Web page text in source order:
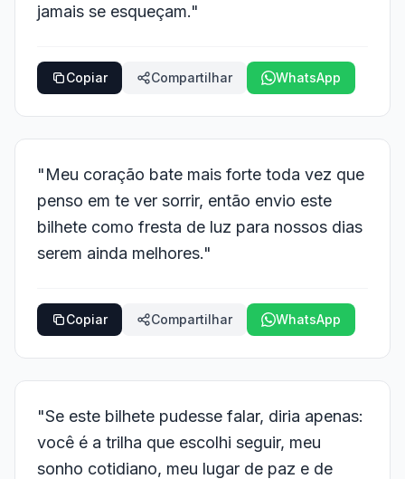
jamais se esqueçam."
Copiar Compartilhar WhatsApp
"Meu coração bate mais forte toda vez que
penso em te ver sorrir, então envio este
bilhete como fresta de luz para nossos dias
serem ainda melhores."
Copiar Compartilhar WhatsApp
"Se este bilhete pudesse falar, diria apenas:
você é a trilha que escolhi seguir, meu
sonho cotidiano, meu lugar de paz e de